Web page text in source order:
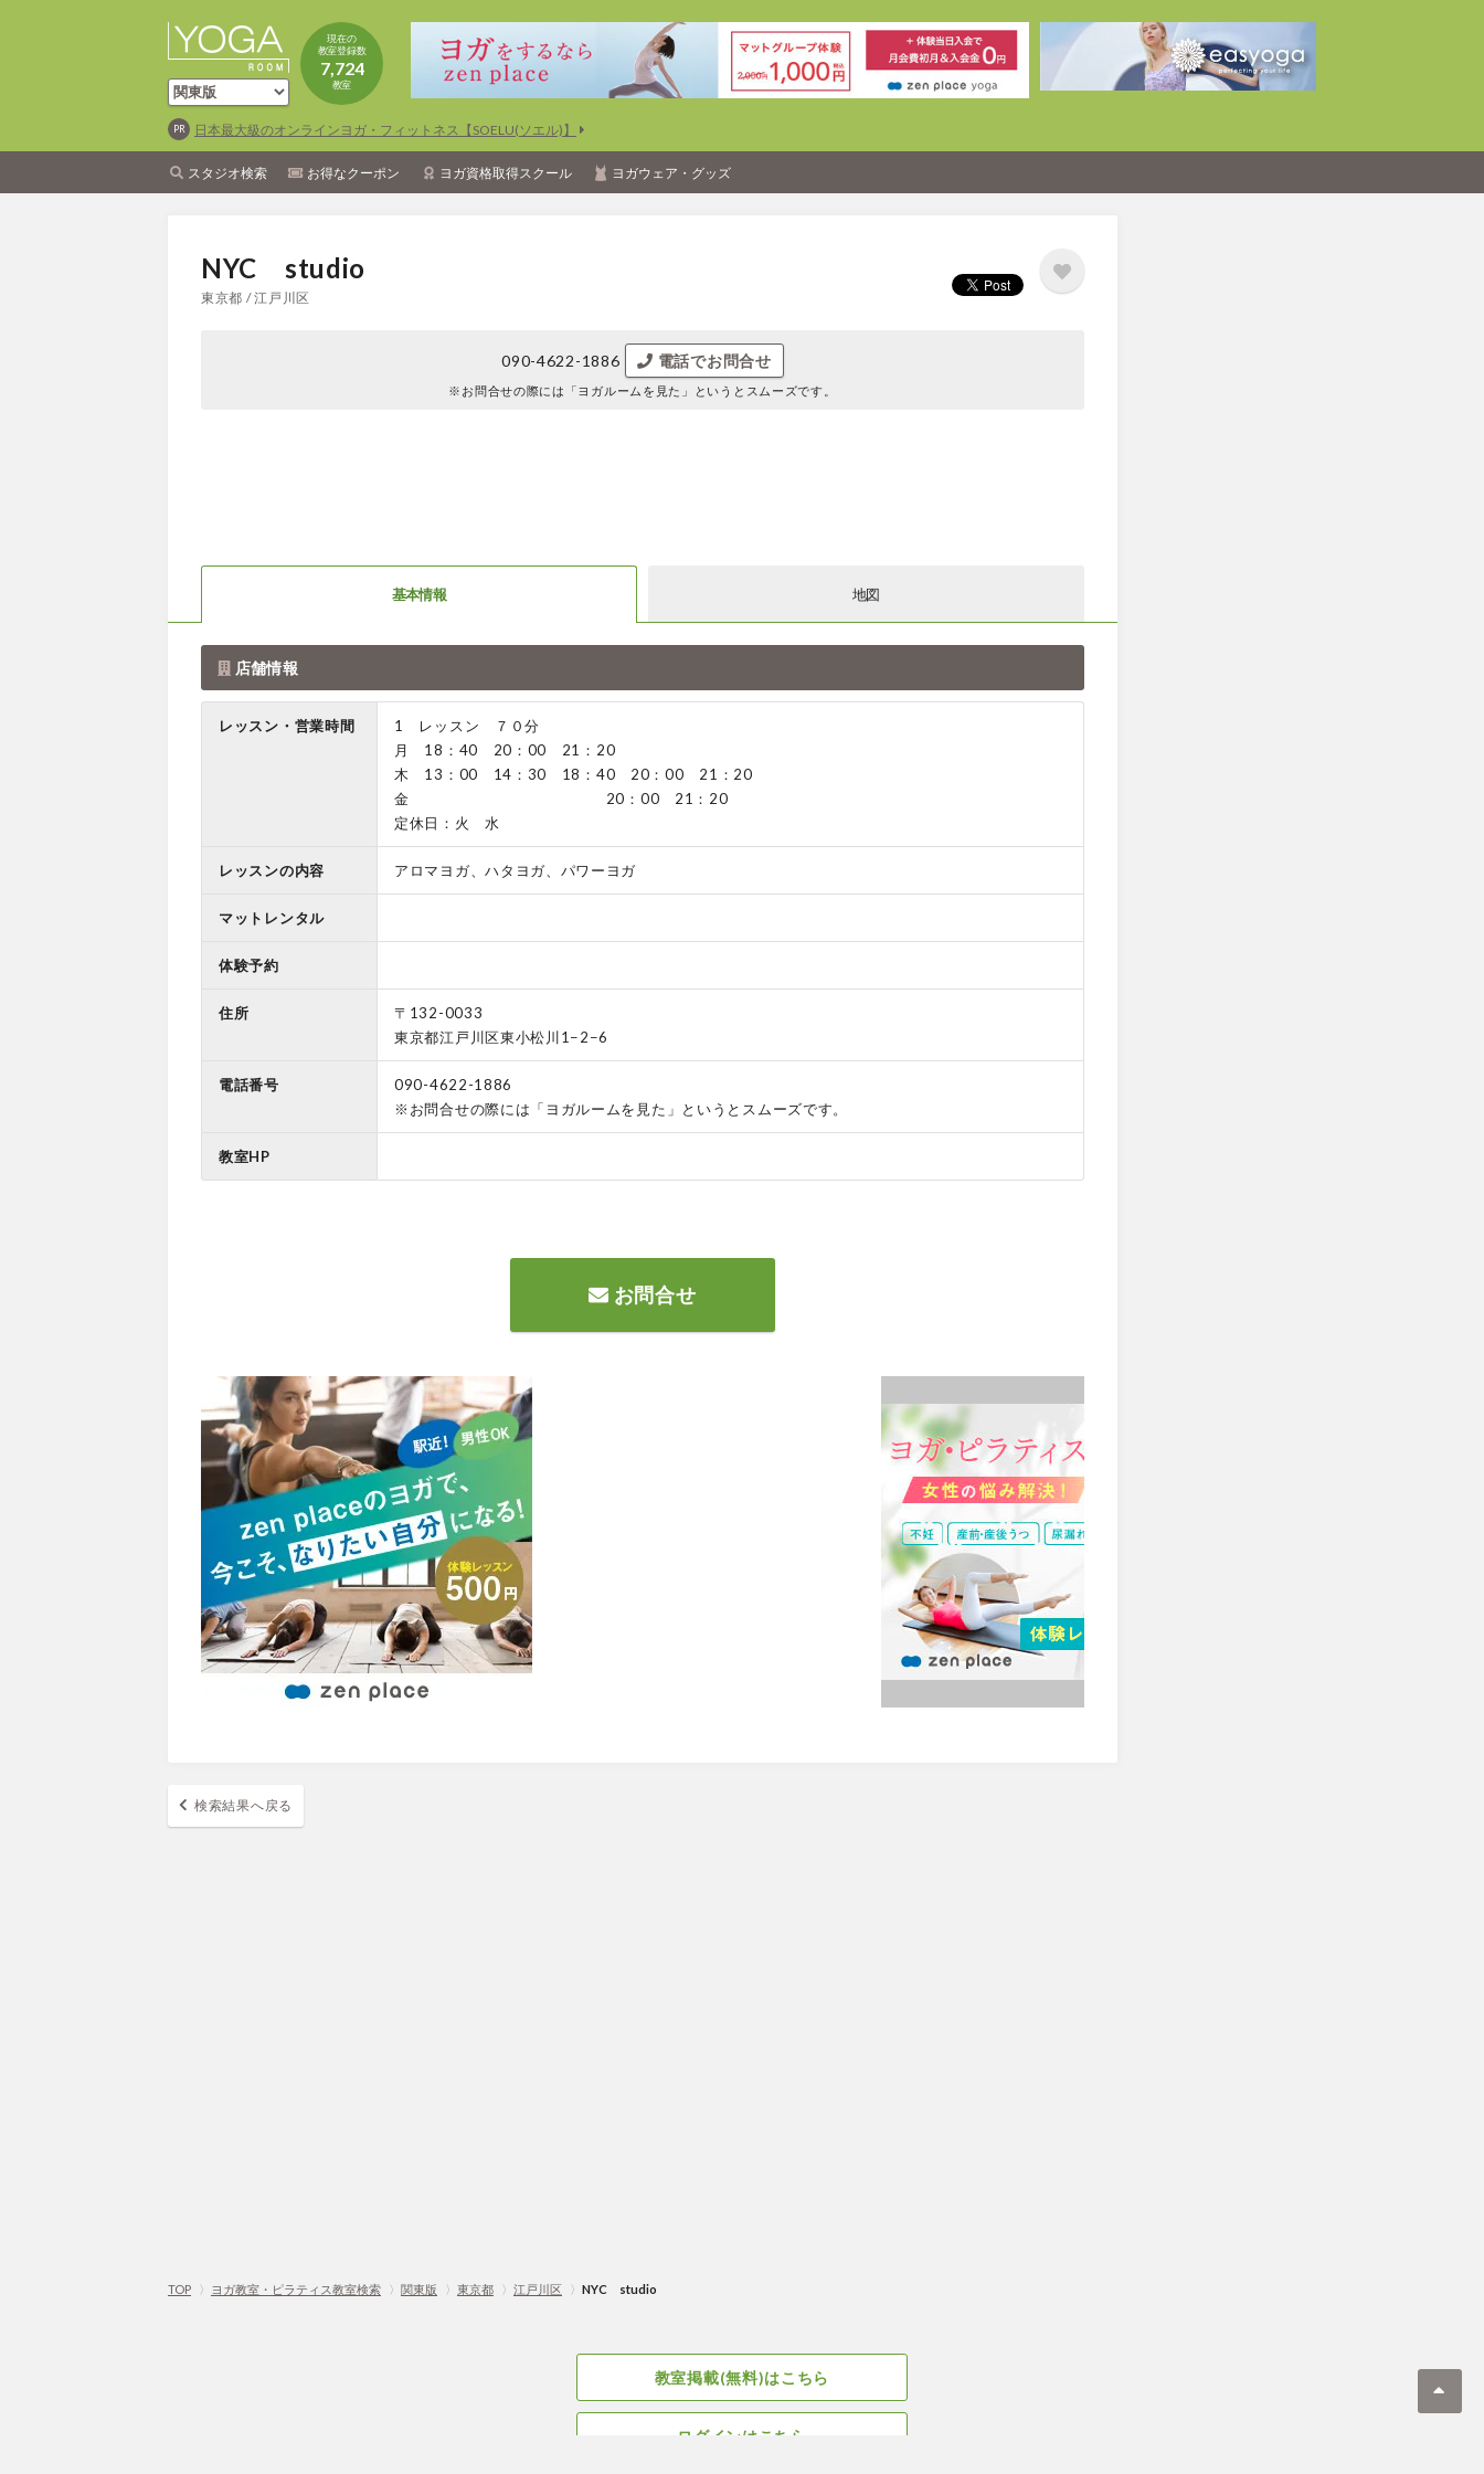
現在の
教室登録数
7,724
教室
日本最大級のオンラインヨガ・フィットネス【SOELU(ソエル)】
スタジオ検索 お得なクーポン ヨガ資格取得スクール ヨガウェア・グッズ
NYC studio
東京都 / 江戸川区
090-4622-1886 電話でお問合せ
※お問合せの際には 「ヨガルームを見た」というとスムーズです。
基本情報 地図
店舗情報
レッスン・営業時間
1 レッスン ７０分
月 18：40 20：00 21：20
木 13：00 14：30 18：40 20：00 21：20
金 20：00 21：20
定休日：火 水
レッスンの内容 アロマヨガ、ハタヨガ、パワーヨガ
マットレンタル
体験予約
住所
〒132-0033
東京都江戸川区東小松川1−2−6
電話番号
090-4622-1886
※お問合せの際には「ヨガルームを見た」というとスムーズです。
教室HP
お問合せ
検索結果へ戻る
TOP 〉 ヨガ教室・ピラティス教室検索 〉 関東版 〉 東京都 〉 江戸川区 〉 NYC studio
教室掲載(無料)はこちら
ログインはこちら